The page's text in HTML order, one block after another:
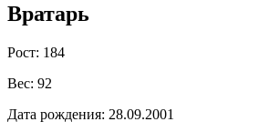
Вратарь
Рост: 184
Вес: 92
Дата рождения: 28.09.2001